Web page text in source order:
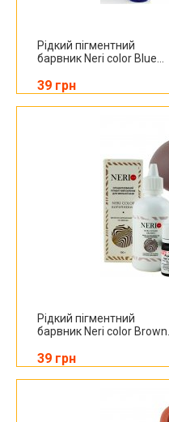
Рідкий пігментний
барвник Neri color Blue...
39 грн
Рідкий пігментний
барвник Neri color Brown...
39 грн